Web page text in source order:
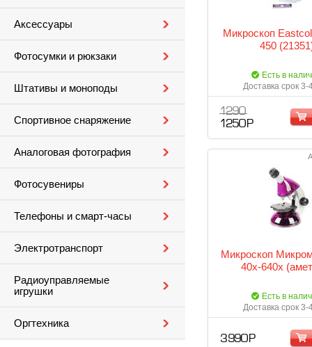
Аксессуары
Фотосумки и рюкзаки
Штативы и моноподы
Спортивное снаряжение
Аналоговая фотография
Фотосувениры
Телефоны и смарт-часы
Электротранспорт
Радиоуправляемые
игрушки
Оргтехника
Микроскоп
450
Есть в
Доставка срок 3-
1 290
1 250 Р
Микроскоп
40x-640x
Есть в
Доставка срок 3-
3 990 Р